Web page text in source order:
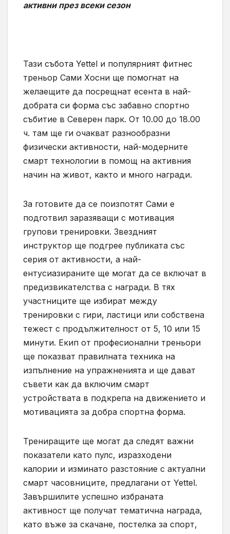
активни през всеки сезон
Тази събота Yettel и популярният фитнес
треньор Сами Хосни ще помогнат на
желаещите да посрещнат есента в най-
добрата си форма със забавно спортно
събитие в Северен парк. От 10.00 до 18.00
ч. там ще ги очакват разнообразни
физически активности, най-модерните
смарт технологии в помощ на активния
начин на живот, както и много награди.
За готовите да се поизпотят Сами е
подготвил заразяващи с мотивация
групови тренировки. Звездният
инструктор ще подгрее публиката със
серия от активности, а най-
ентусиазираните ще могат да се включат в
предизвикателства с награди. В тях
участниците ще избират между
тренировки с гири, ластици или собствена
тежест с продължителност от 5, 10 или 15
минути. Екип от професионални треньори
ще показват правилната техника на
изпълнение на упражненията и ще дават
съвети как да включим смарт
устройствата в подкрепа на движението и
мотивацията за добра спортна форма.
Трениращите ще могат да следят важни
показатели като пулс, изразходени
калории и изминато разстояние с актуални
смарт часовниците, предлагани от Yettel.
Завършилите успешно избраната
активност ще получат тематична награда,
като въже за скачане, постелка за спорт,